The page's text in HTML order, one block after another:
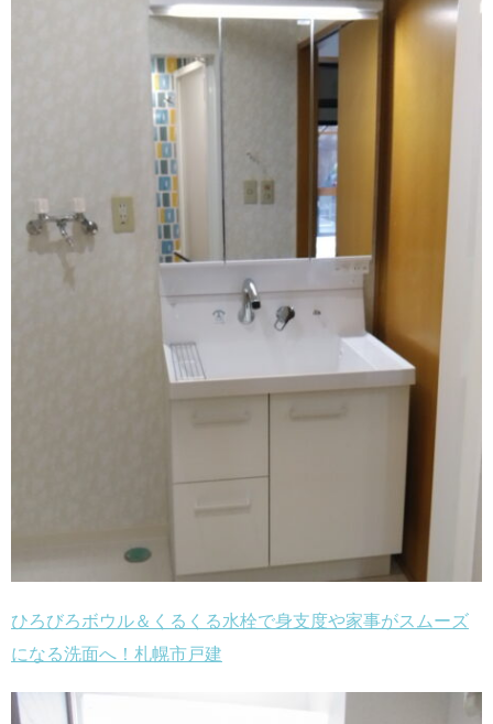
ひろびろボウル＆くるくる水栓で身支度や家事がスムーズ
になる洗面へ！札幌市戸建